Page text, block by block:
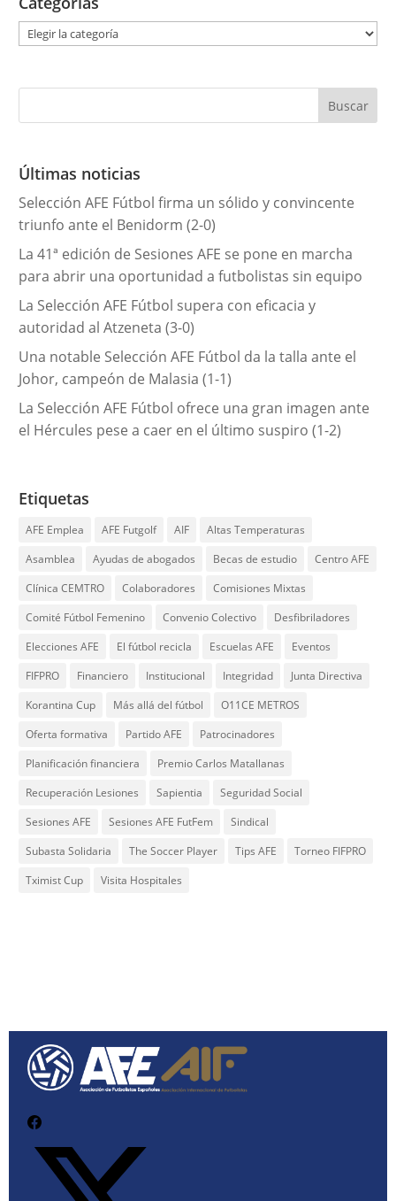
g
r
a
s
Últimas noticias
Selección AFE Fútbol firma un sólido y convincente
triunfo ante el Benidorm (2-0)
La 41ª edición de Sesiones AFE se pone en marcha
para abrir una oportunidad a futbolistas sin equipo
La Selección AFE Fútbol supera con eficacia y
autoridad al Atzeneta (3-0)
Una notable Selección AFE Fútbol da la talla ante el
Johor, campeón de Malasia (1-1)
La Selección AFE Fútbol ofrece una gran imagen ante
el Hércules pese a caer en el último suspiro (1-2)
Etiquetas
AFE Emplea AFE Futgolf AIF
Altas Temperaturas
Asamblea
Ayudas de abogados Becas de estudio
Centro AFE
Clínica CEMTRO
Colaboradores
Comisiones Mixtas
Comité Fútbol Femenino
Convenio Colectivo
Desfibriladores
Elecciones AFE
El fútbol recicla Escuelas AFE
Eventos
FIFPRO
Financiero Institucional Integridad
Junta Directiva
Korantina Cup
Más allá del fútbol
O11CE METROS
Oferta formativa
Partido AFE
Patrocinadores
Planificación financiera
Premio Carlos Matallanas
Recuperación Lesiones
Sapientia
Seguridad Social
Sesiones AFE
Sesiones AFE FutFem
Sindical
Subasta Solidaria
The Soccer Player Tips AFE
Torneo FIFPRO
Tximist Cup
Visita Hospitales